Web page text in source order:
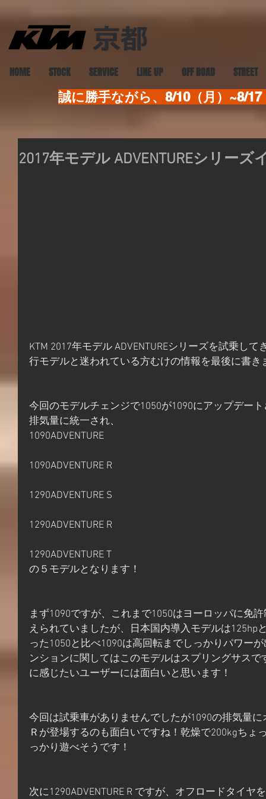
HOME STOCK SERVICE LINE UP OFF ROAD STREET
誠に勝手ながら、8/10（月）~8/
2017年モデル ADVENTUREシリーズ
KTM 2017年モデル ADVENTUREシリーズを試乗し
行モデルと迷われている方むけの情報を最後に書き
今回のモデルチェンジで1050が1090にアップデー
排気量に統一され、
1090ADVENTURE
1090ADVENTURE R
1290ADVENTURE S
1290ADVENTURE R
1290ADVENTURE T
の５モデルとなります！
まず1090ですが、これまで1050はヨーロッパに免
えられていましたが、日本国内導入モデルは125hp
った1050と比べ1090は高回転までしっかりパワー
ンションに関してはこのモデルはスプリングサス
に感じたいユーザーには面白いと思います！
今回は試乗車がありませんでしたが1090の排気量
Ｒが登場するのも面白いですね！乾燥で200kgちょ
っかり遊べそうです！
次に1290ADVENTURE R ですが、オフロードタイヤ